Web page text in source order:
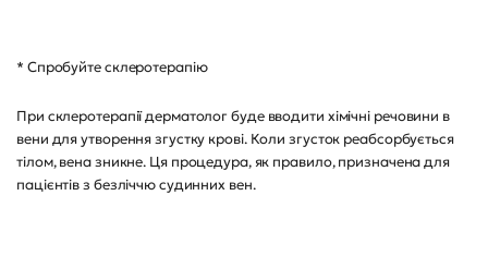
* Спробуйте склеротерапію
При склеротерапії дерматолог буде вводити хімічні речовини в
вени для утворення згустку крові. Коли згусток реабсорбується
тілом, вена зникне. Ця процедура, як правило, призначена для
пацієнтів з безліччю судинних вен.